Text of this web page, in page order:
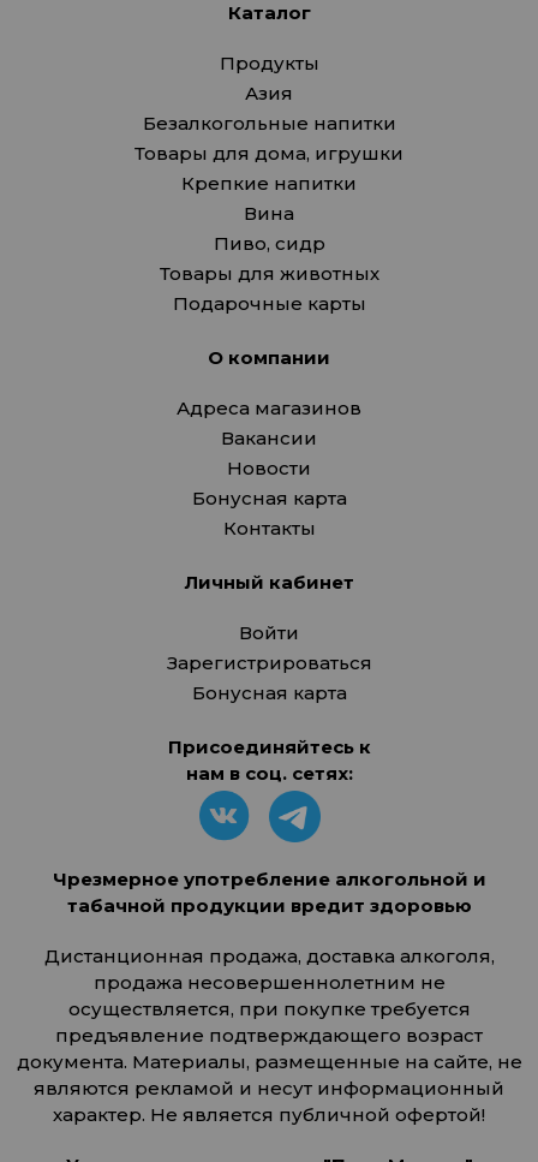
Каталог
Продукты
Азия
Безалкогольные напитки
Товары для дома, игрушки
Крепкие напитки
Вина
Пиво, сидр
Товары для животных
Подарочные карты
О компании
Адреса магазинов
Вакансии
Новости
Бонусная карта
Контакты
Личный кабинет
Войти
Зарегистрироваться
Бонусная карта
Присоединяйтесь к
нам в соц. сетях:
Чрезмерное употребление алкогольной и
табачной продукции вредит здоровью
Дистанционная продажа, доставка алкоголя,
продажа несовершеннолетним не
осуществляется, при покупке требуется
предъявление подтверждающего возраст
документа. Материалы, размещенные на сайте, не
являются рекламой и несут информационный
характер. Не является публичной офертой!